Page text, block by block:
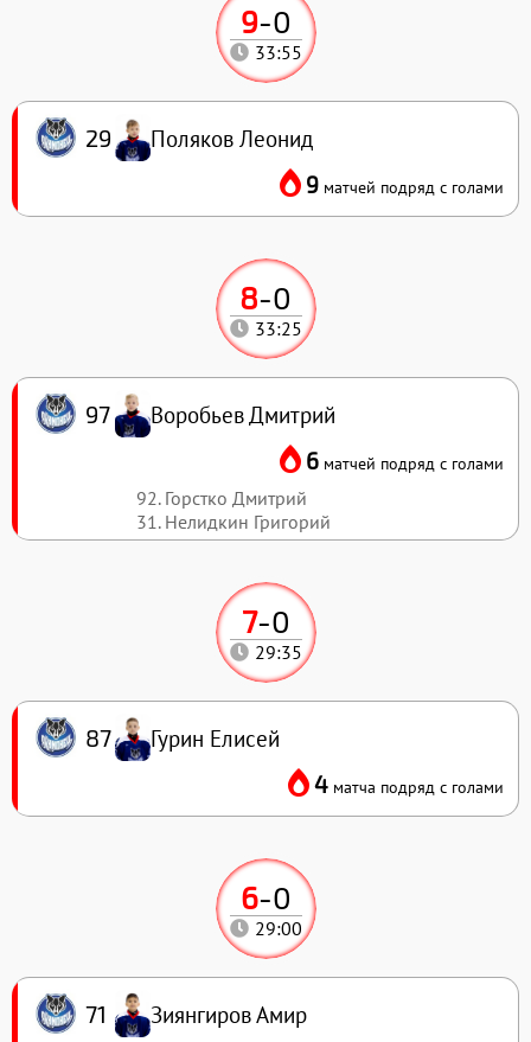
6-0
29:00
71 Зиянгиров Амир
7-0
29:35
87 Гурин Елисей
4 матча подряд с голами
8-0
33:25
97 Воробьев Дмитрий
6 матчей подряд с голами
92. Горстко Дмитрий
31. Нелидкин Григорий
9-0
33:55
29 Поляков Леонид
9 матчей подряд с голами